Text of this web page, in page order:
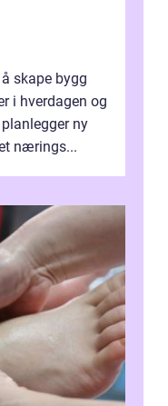
skape bygg
i hverdagen og
ny
nærings...